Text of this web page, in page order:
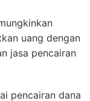
uang dengan
jasa pencairan
pencairan dana